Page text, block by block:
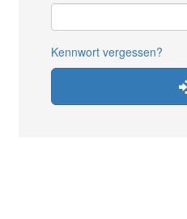
Kennwort vergessen?